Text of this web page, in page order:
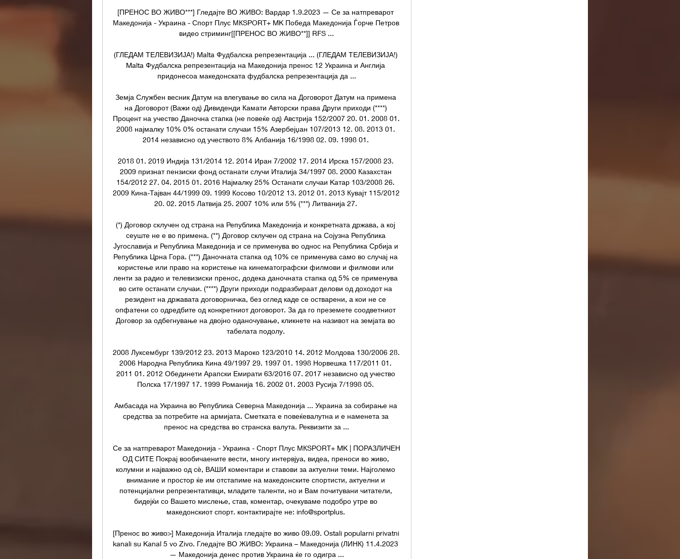
[ПРЕНОС ВО ЖИВО***] Гледајте ВО ЖИВО: Вардар 1.9.2023 — Се за натпреварот
Македонија - Украина - Спорт Плус МКSPORT+ MK Победа Македонија Ѓорче Петров
видео стриминг[[ПРЕНОС ВО ЖИВО**]] RFS ...
(ГЛЕДАМ ТЕЛЕВИЗИЈА!) Malta Фудбалска репрезентација ... (ГЛЕДАМ ТЕЛЕВИЗИЈА!)
Malta Фудбалска репрезентација на Македонија пренос 12 Украина и Англија
придонесоа македонската фудбалска репрезентација да ...
Земја Службен весник Датум на влегување во сила на Договорот Датум на примена
на Договорот (Важи од) Дивиденди Камати Авторски права Други приходи (****)
Процент на учество Даночна стапка (не повеќе од) Австрија 152/2007 20. 01. 2008 01.
2008 најмалку 10% 0% останати случаи 15% Азербејџан 107/2013 12. 08. 2013 01.
2014 независно од учеството 8% Aлбанија 16/1998 02. 09. 1998 01.
2018 01. 2019 Индија 131/2014 12. 2014 Иран 7/2002 17. 2014 Ирска 157/2008 23.
2009 признат пензиски фонд останати случи Италија 34/1997 08. 2000 Казахстан
154/2012 27. 04. 2015 01. 2016 Најмалку 25% Останати случаи Kaтар 103/2008 26.
2009 Кина-Тајван 44/1999 09. 1999 Косово 10/2012 13. 2012 01. 2013 Кувајт 115/2012
20. 02. 2015 Латвија 25. 2007 10% или 5% (***) Литванија 27.
(*) Договор склучен од страна на Република Македонија и конкретната држава, а кој
сеуште не е во примена. (**) Договор склучен од страна на Сојузна Република
Југославија и Република Македонија и се применува во однос на Република Србија и
Република Црна Гора. (***) Даночната стапка од 10% се применува само во случај на
користење или право на користење на кинематографски филмови и филмови или
ленти за радио и телевизиски пренос, додека даночната стапка од 5% се применува
во сите останати случаи. (****) Други приходи подразбираат делови од доходот на
резидент на државата договорничка, без оглед каде се остварени, а кои не се
опфатени со одредбите од конкретниот договорот. За да го преземете соодветниот
Договор за одбегнување на двојно оданочување, кликнете на називот на земјата во
табелата подолу.
2008 Луксембург 139/2012 23. 2013 Мароко 123/2010 14. 2012 Молдова 130/2006 28.
2006 Народна Република Кина 49/1997 29. 1997 01. 1998 Норвешка 117/2011 01.
2011 01. 2012 Обединети Арапски Емирати 63/2016 07. 2017 независно од учество
Полска 17/1997 17. 1999 Романија 16. 2002 01. 2003 Русија 7/1998 05.
Амбасада на Украина во Република Северна Македонија ... Украина за собирање на
средства за потребите на армијата. Сметката е повеќевалутна и е наменета за
пренос на средства во странска валута. Реквизити за ...
Се за натпреварот Македонија - Украина - Спорт Плус МКSPORT+ MK | ПОРАЗЛИЧЕН
ОД СИТЕ Покрај вообичаените вести, многу интервјуа, видеа, преноси во живо,
колумни и најважно од сѐ, ВАШИ коментари и ставови за актуелни теми. Најголемо
внимание и простор ќе им отстапиме на македонските спортисти, актуелни и
потенцијални репрезентативци, младите таленти, но и Вам почитувани читатели,
бидејќи со Вашето мислење, став, коментар, очекуваме подобро утре во
македонскиот спорт. контактирајте не: info@sportplus.
[Пренос во живо>] Македонија Италија гледајте во живо 09.09. Ostali popularni privatni
kanali su Kanal 5 vo Zivo. Гледајте ВО ЖИВО: Украина – Македонија (ЛИНК) 11.4.2023
— Македонија денес против Украина ќе го одигра ...